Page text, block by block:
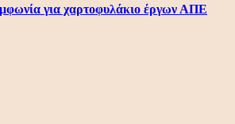
για χαρτοφυλάκιο έργων ΑΠΕ